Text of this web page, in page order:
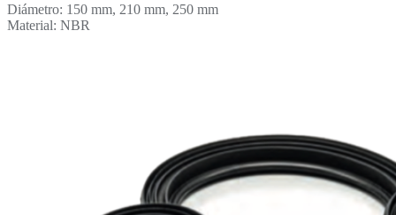
Diámetro: 150 mm, 210 mm, 250 mm
Material: NBR